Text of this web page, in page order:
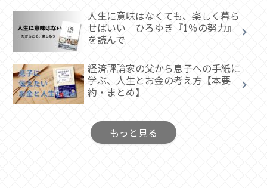
人生に意味はなくても、楽しく暮ら
せばいい｜ひろゆき『1％の努力』
を読んで
経済評論家の父から息子への手紙に
学ぶ、人生とお金の考え方【本要
約・まとめ】
もっと見る